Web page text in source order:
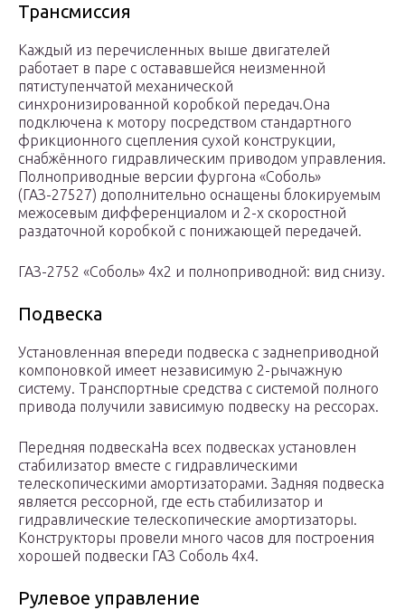
Трансмиссия
Каждый из перечисленных выше двигателей
работает в паре с остававшейся неизменной
пятиступенчатой механической
синхронизированной коробкой передач.Она
подключена к мотору посредством стандартного
фрикционного сцепления сухой конструкции,
снабжённого гидравлическим приводом управления.
Полноприводные версии фургона «Соболь»
(ГАЗ-27527) дополнительно оснащены блокируемым
межосевым дифференциалом и 2-х скоростной
раздаточной коробкой с понижающей передачей.
ГАЗ-2752 «Соболь» 4х2 и полноприводной: вид снизу.
Подвеска
Установленная впереди подвеска с заднеприводной
компоновкой имеет независимую 2-рычажную
систему. Транспортные средства с системой полного
привода получили зависимую подвеску на рессорах.
Передняя подвескаНа всех подвесках установлен
стабилизатор вместе с гидравлическими
телескопическими амортизаторами. Задняя подвеска
является рессорной, где есть стабилизатор и
гидравлические телескопические амортизаторы.
Конструкторы провели много часов для построения
хорошей подвески ГАЗ Соболь 4х4.
Рулевое управление